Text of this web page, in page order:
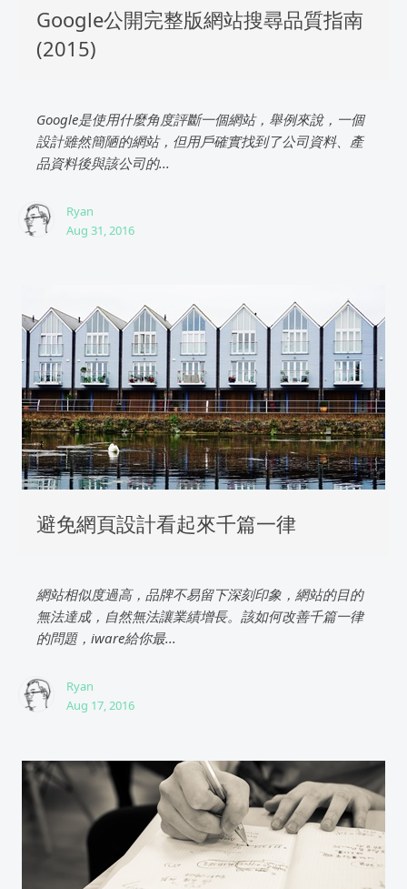
Google公開完整版網站搜尋品質指南
(2015)
Google是使用什麼角度評斷一個網站，舉例來說，一個
設計雖然簡陋的網站，但用戶確實找到了公司資料、產
品資料後與該公司的...
Ryan
Aug 31, 2016
避免網頁設計看起來千篇一律
網站相似度過高，品牌不易留下深刻印象，網站的目的
無法達成，自然無法讓業績增長。該如何改善千篇一律
的問題，iware給你最...
Ryan
Aug 17, 2016